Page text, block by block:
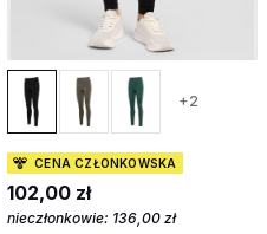
+2
CENA CZŁONKOWSKA
102,00 zł
nieczłonkowie: 136,00 zł